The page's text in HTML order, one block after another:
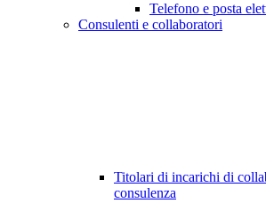
Telefono e posta
Consulenti e collaboratori
Titolari di incarichi di
consulenza